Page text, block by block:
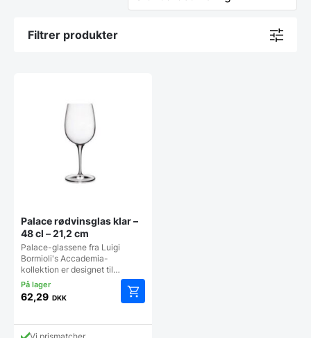
Filtrer produkter
Palace rødvinsglas klar –
48 cl – 21,2 cm
Palace-glassene fra Luigi
Bormioli's Accademia-
kollektion er designet til…
62,29 DKK